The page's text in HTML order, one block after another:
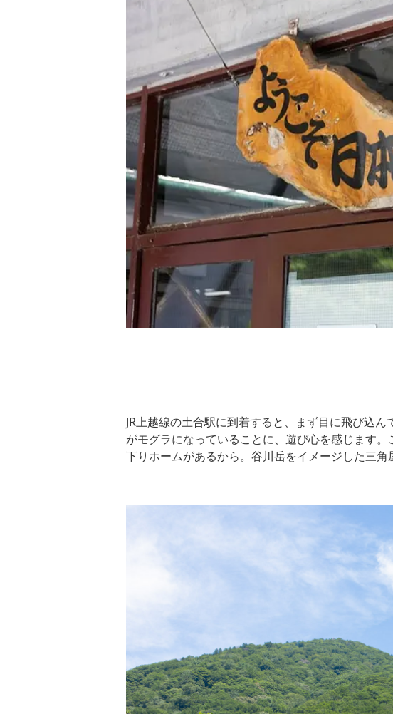
JR上越線の土合駅に到着すると、まず目に飛び込
がモグラになっていることに、遊び心を感じます
下りホームがあるから。谷川岳をイメージした三角